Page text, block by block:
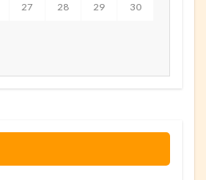
27 28 29 30